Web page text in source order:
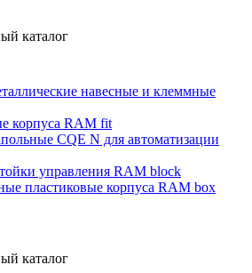
каталог
навесные и клеммные
корпуса RAM fit
CQE N для автоматизации
управления RAM block
пластиковые корпуса RAM box
каталог